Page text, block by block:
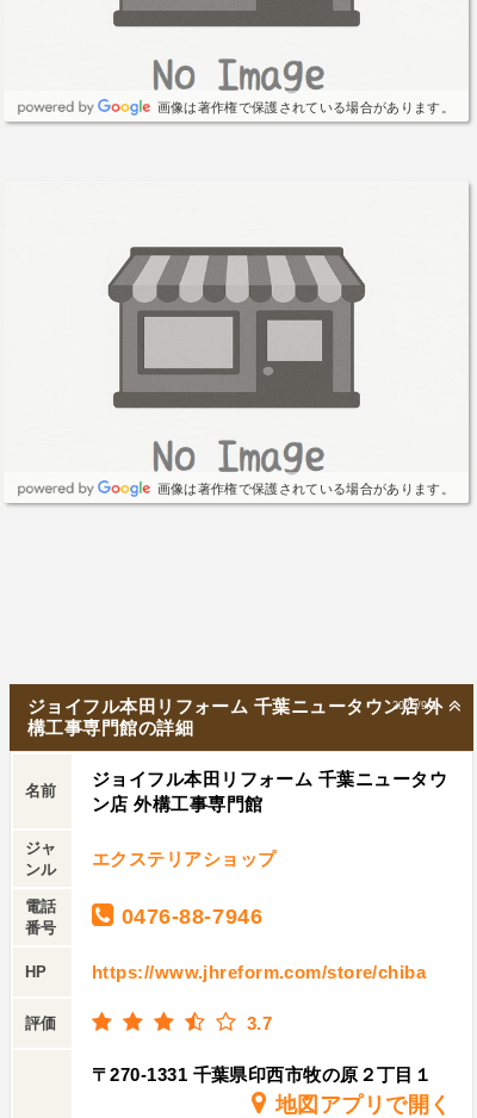
画像は著作権で保護されている場合があります。
画像は著作権で保護されている場合があります。
2025/9/1
ジョイフル本田リフォーム 千葉ニュータウン店 外
構工事専門館の詳細
名前
ジョイフル本田リフォーム 千葉ニュータウ
ン店 外構工事専門館
ジャ
ンル
エクステリアショップ
電話
番号
0476-88-7946
HP https://www.jhreform.com/store/chiba
評価 3.7
〒270-1331 千葉県印西市牧の原２丁目１
地図アプリで開く